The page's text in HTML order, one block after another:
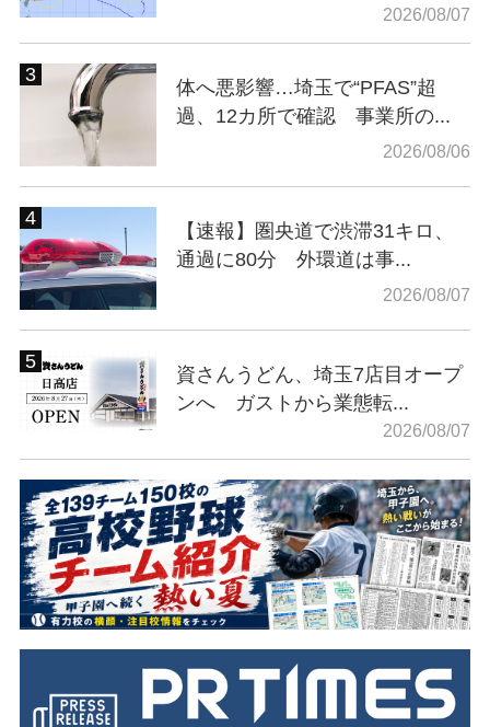
2026/08/07
体へ悪影響…埼玉で“PFAS”超
過、12カ所で確認 事業所の...
2026/08/06
【速報】圏央道で渋滞31キロ、
通過に80分 外環道は事...
2026/08/07
資さんうどん、埼玉7店目オープ
ンへ ガストから業態転...
2026/08/07